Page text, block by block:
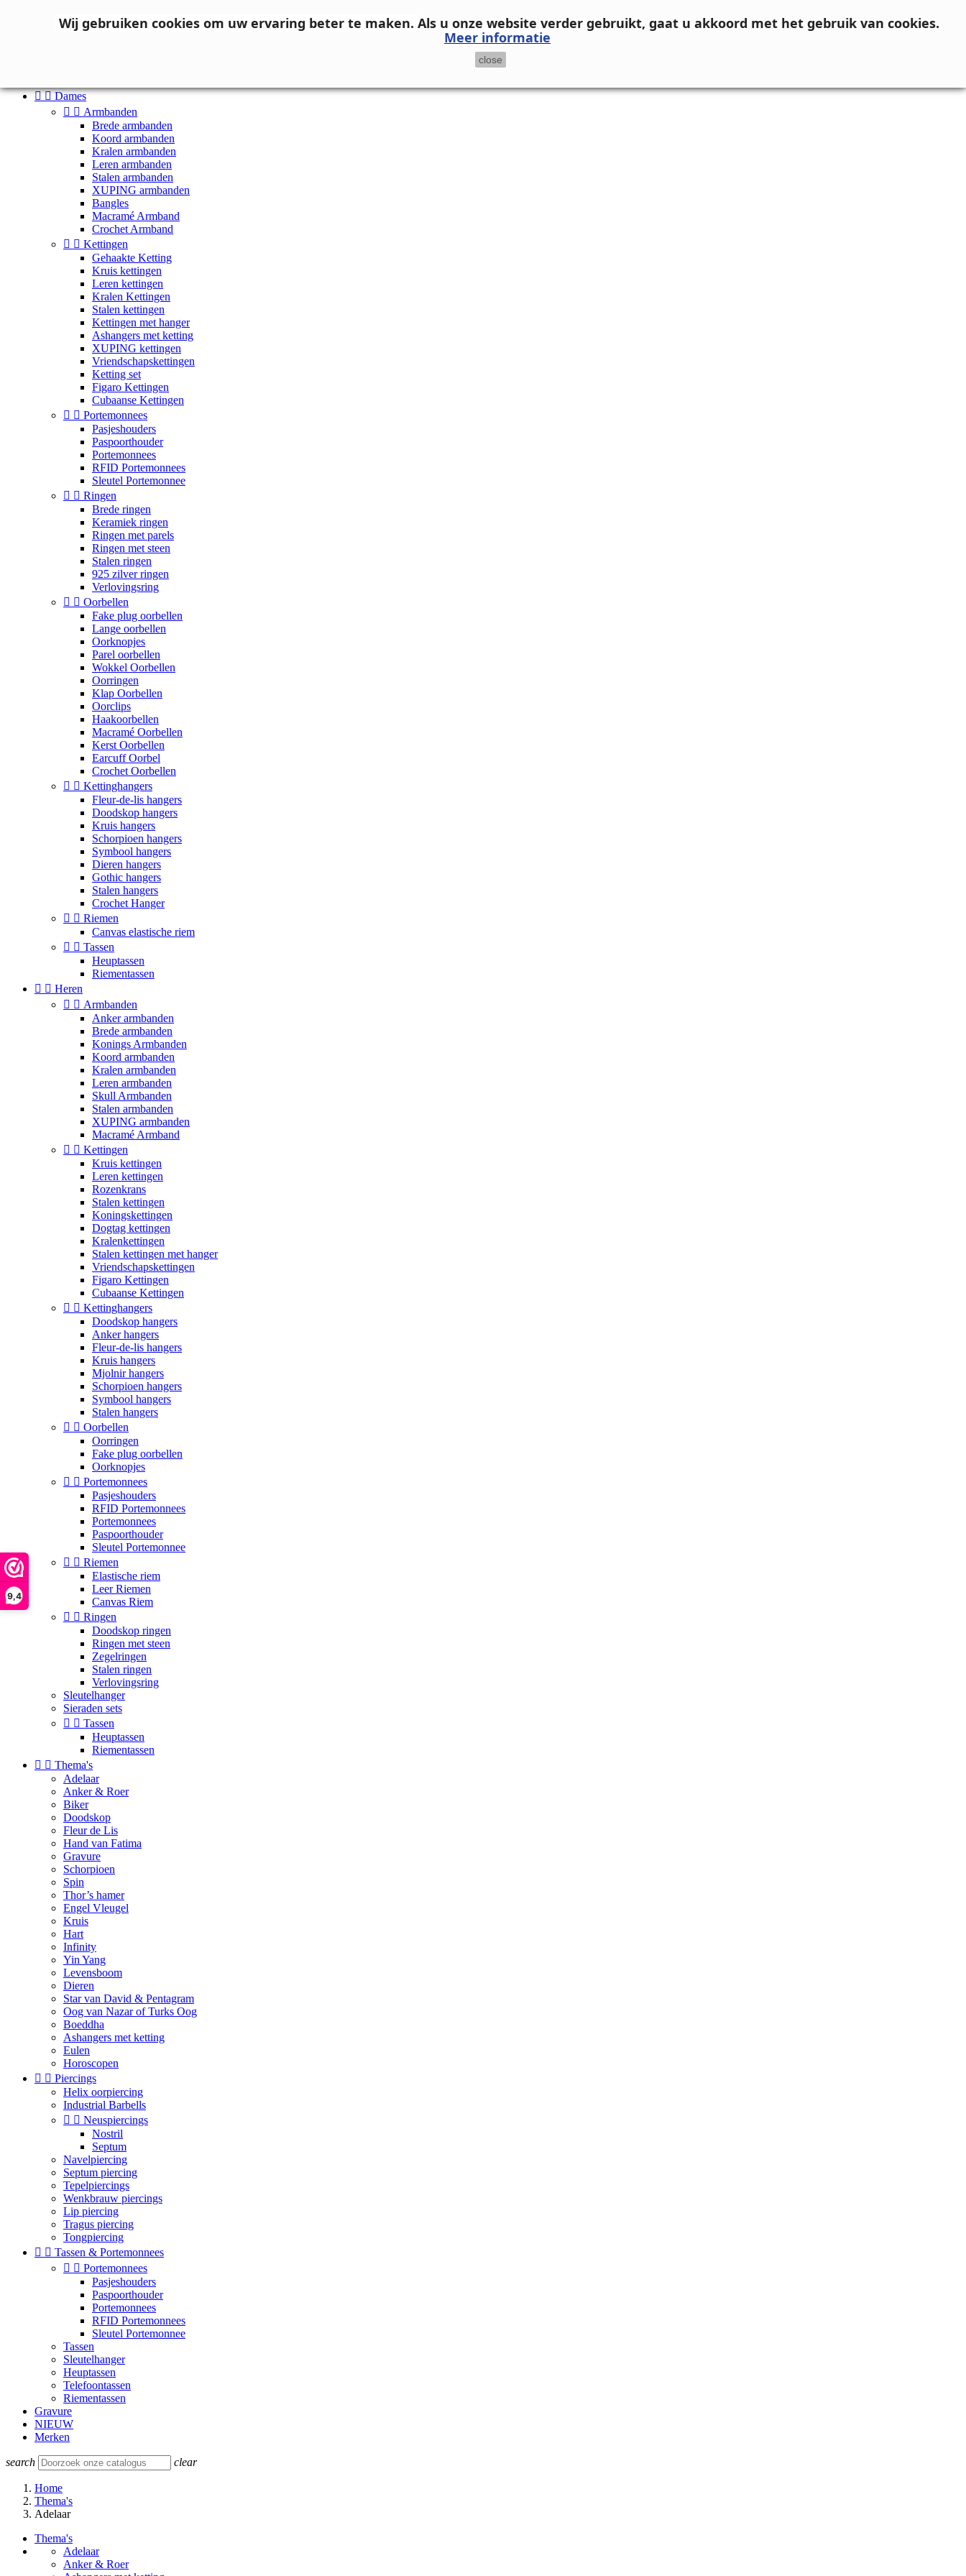
9,4
  Dames
  Armbanden
Brede armbanden
Koord armbanden
Kralen armbanden
Leren armbanden
Stalen armbanden
XUPING armbanden
Bangles
Macramé Armband
Crochet Armband
  Kettingen
Gehaakte Ketting
Kruis kettingen
Leren kettingen
Kralen Kettingen
Stalen kettingen
Kettingen met hanger
Ashangers met ketting
XUPING kettingen
Vriendschapskettingen
Ketting set
Figaro Kettingen
Cubaanse Kettingen
  Portemonnees
Pasjeshouders
Paspoorthouder
Portemonnees
RFID Portemonnees
Sleutel Portemonnee
  Ringen
Brede ringen
Keramiek ringen
Ringen met parels
Ringen met steen
Stalen ringen
925 zilver ringen
Verlovingsring
  Oorbellen
Fake plug oorbellen
Lange oorbellen
Oorknopjes
Parel oorbellen
Wokkel Oorbellen
Oorringen
Klap Oorbellen
Oorclips
Haakoorbellen
Macramé Oorbellen
Kerst Oorbellen
Earcuff Oorbel
Crochet Oorbellen
  Kettinghangers
Fleur-de-lis hangers
Doodskop hangers
Kruis hangers
Schorpioen hangers
Symbool hangers
Dieren hangers
Gothic hangers
Stalen hangers
Crochet Hanger
  Riemen
Canvas elastische riem
  Tassen
Heuptassen
Riementassen
  Heren
  Armbanden
Anker armbanden
Brede armbanden
Konings Armbanden
Koord armbanden
Kralen armbanden
Leren armbanden
Skull Armbanden
Stalen armbanden
XUPING armbanden
Macramé Armband
  Kettingen
Kruis kettingen
Leren kettingen
Rozenkrans
Stalen kettingen
Koningskettingen
Dogtag kettingen
Kralenkettingen
Stalen kettingen met hanger
Vriendschapskettingen
Figaro Kettingen
Cubaanse Kettingen
  Kettinghangers
Doodskop hangers
Anker hangers
Fleur-de-lis hangers
Kruis hangers
Mjolnir hangers
Schorpioen hangers
Symbool hangers
Stalen hangers
  Oorbellen
Oorringen
Fake plug oorbellen
Oorknopjes
  Portemonnees
Pasjeshouders
RFID Portemonnees
Portemonnees
Paspoorthouder
Sleutel Portemonnee
  Riemen
Elastische riem
Leer Riemen
Canvas Riem
  Ringen
Doodskop ringen
Ringen met steen
Zegelringen
Stalen ringen
Verlovingsring
Sleutelhanger
Sieraden sets
  Tassen
Heuptassen
Riementassen
  Thema's
Adelaar
Anker & Roer
Biker
Doodskop
Fleur de Lis
Hand van Fatima
Gravure
Schorpioen
Spin
Thor’s hamer
Engel Vleugel
Kruis
Hart
Infinity
Yin Yang
Levensboom
Dieren
Star van David & Pentagram
Oog van Nazar of Turks Oog
Boeddha
Ashangers met ketting
Eulen
Horoscopen
  Piercings
Helix oorpiercing
Industrial Barbells
  Neuspiercings
Nostril
Septum
Navelpiercing
Septum piercing
Tepelpiercings
Wenkbrauw piercings
Lip piercing
Tragus piercing
Tongpiercing
  Tassen & Portemonnees
  Portemonnees
Pasjeshouders
Paspoorthouder
Portemonnees
RFID Portemonnees
Sleutel Portemonnee
Tassen
Sleutelhanger
Heuptassen
Telefoontassen
Riementassen
Gravure
NIEUW
Merken
search clear
Home
Thema's
Adelaar
Thema's
Adelaar
Anker & Roer
Wij gebruiken cookies om uw ervaring beter te maken. Als u onze website verder gebruikt, gaat u akkoord met het gebruik van cookies.
Meer informatie
close